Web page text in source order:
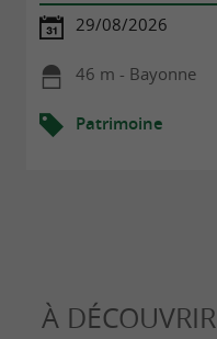
29/08/2026
46 m - Bayonne
Patrimoine
À DÉCOUVRIR